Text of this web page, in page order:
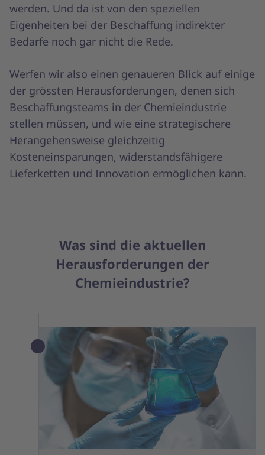
werden. Und da ist von den speziellen
Eigenheiten bei der Beschaffung indirekter
Bedarfe noch gar nicht die Rede.
Werfen wir also einen genaueren Blick auf einige
der grössten Herausforderungen, denen sich
Beschaffungsteams in der Chemieindustrie
stellen müssen, und wie eine strategischere
Herangehensweise gleichzeitig
Kosteneinsparungen, widerstandsfähigere
Lieferketten und Innovation ermöglichen kann.
Was sind die aktuellen
Herausforderungen der
Chemieindustrie?